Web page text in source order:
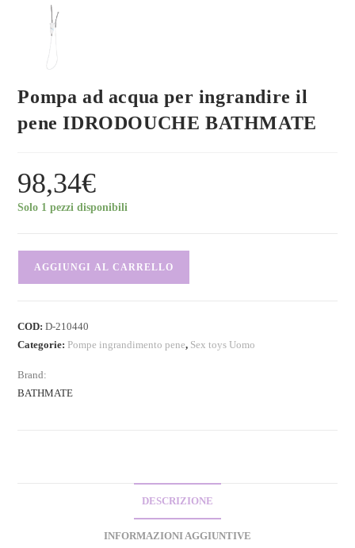
Pompa ad acqua per ingrandire il
pene IDRODOUCHE BATHMATE
98,34€
Solo 1 pezzi disponibili
AGGIUNGI AL CARRELLO
COD:D-210440
Categorie: Pompe ingrandimento pene, Sex toys Uomo
Brand:
BATHMATE
DESCRIZIONE
INFORMAZIONI AGGIUNTIVE